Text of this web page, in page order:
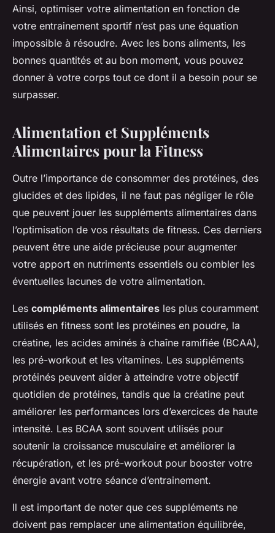
Ainsi, optimiser votre alimentation en fonction de
votre entrainement sportif n’est pas une équation
impossible à résoudre. Avec les bons aliments, les
bonnes quantités et au bon moment, vous pouvez
donner à votre corps tout ce dont il a besoin pour se
surpasser.
Alimentation et Suppléments
Alimentaires pour la Fitness
Outre l’importance de consommer des protéines, des
glucides et des lipides, il ne faut pas négliger le rôle
que peuvent jouer les suppléments alimentaires dans
l’optimisation de vos résultats de fitness. Ces derniers
peuvent être une aide précieuse pour augmenter
votre apport en nutriments essentiels ou combler les
éventuelles lacunes de votre alimentation.
Les compléments alimentaires les plus couramment
utilisés en fitness sont les protéines en poudre, la
créatine, les acides aminés à chaîne ramifiée (BCAA),
les pré-workout et les vitamines. Les suppléments
protéinés peuvent aider à atteindre votre objectif
quotidien de protéines, tandis que la créatine peut
améliorer les performances lors d’exercices de haute
intensité. Les BCAA sont souvent utilisés pour
soutenir la croissance musculaire et améliorer la
récupération, et les pré-workout pour booster votre
énergie avant votre séance d’entrainement.
Il est important de noter que ces suppléments ne
doivent pas remplacer une alimentation équilibrée,